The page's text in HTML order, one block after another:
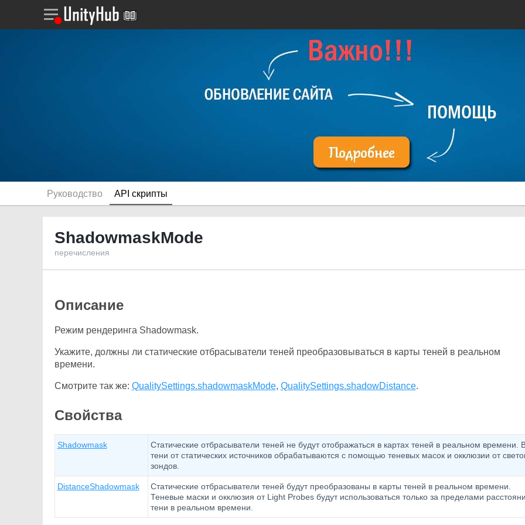
Руководство API скрипты
ShadowmaskMode
перечисления
Описание
Режим рендеринга Shadowmask.
Укажите, должны ли статические отбрасыватели теней преобразовываться в карты теней в реальном
времени.
Смотрите так же: QualitySettings.shadowmaskMode, QualitySettings.shadowDistance.
Свойства
Shadowmask
Статические отбрасыватели теней не будут отображаться в картах теней в реальном времени.
тени от статических источников обрабатываются с помощью теневых масок и окклюзии от
зондов.
DistanceShadowmask
Статические отбрасыватели теней будут преобразованы в карты теней в реальном времени.
Теневые маски и окклюзия от Light Probes будут использоваться только за пределами
тени в реальном времени.